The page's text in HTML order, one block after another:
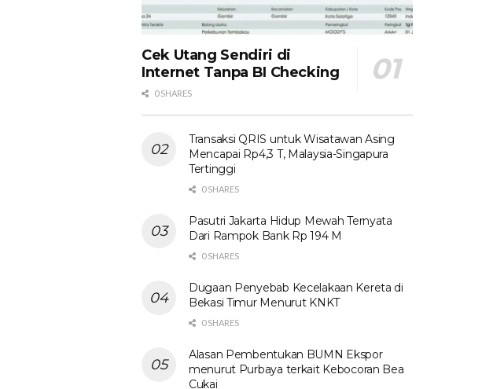
Cek Utang Sendiri di
Internet Tanpa BI Checking
0 SHARES
Transaksi QRIS untuk Wisatawan Asing
Mencapai Rp4,3 T, Malaysia-Singapura
Tertinggi
0 SHARES
Pasutri Jakarta Hidup Mewah Ternyata
Dari Rampok Bank Rp 194 M
0 SHARES
Dugaan Penyebab Kecelakaan Kereta di
Bekasi Timur Menurut KNKT
0 SHARES
Alasan Pembentukan BUMN Ekspor
menurut Purbaya terkait Kebocoran Bea
Cukai